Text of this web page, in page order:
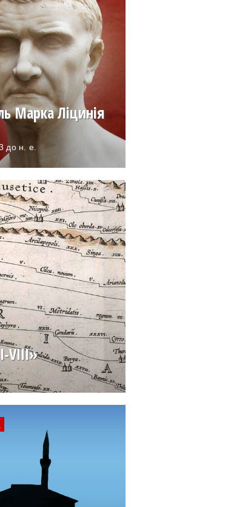
Марка Ліцинія
до н. е.
VIII»